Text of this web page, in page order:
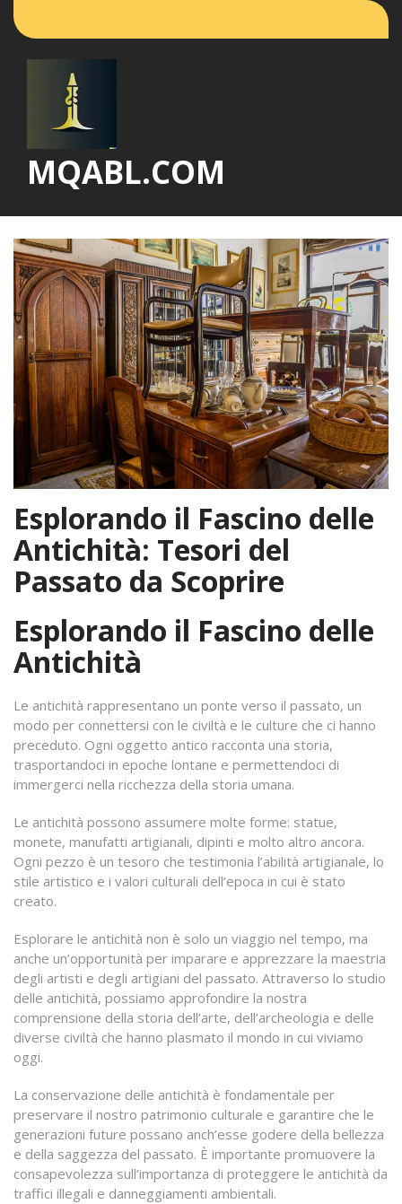
MQABL.COM
Esplorando il Fascino delle
Antichità: Tesori del
Passato da Scoprire
Esplorando il Fascino delle
Antichità
Le antichità rappresentano un ponte verso il passato, un
modo per connettersi con le civiltà e le culture che ci hanno
preceduto. Ogni oggetto antico racconta una storia,
trasportandoci in epoche lontane e permettendoci di
immergerci nella ricchezza della storia umana.
Le antichità possono assumere molte forme: statue,
monete, manufatti artigianali, dipinti e molto altro ancora.
Ogni pezzo è un tesoro che testimonia l’abilità artigianale, lo
stile artistico e i valori culturali dell’epoca in cui è stato
creato.
Esplorare le antichità non è solo un viaggio nel tempo, ma
anche un’opportunità per imparare e apprezzare la maestria
degli artisti e degli artigiani del passato. Attraverso lo studio
delle antichità, possiamo approfondire la nostra
comprensione della storia dell’arte, dell’archeologia e delle
diverse civiltà che hanno plasmato il mondo in cui viviamo
oggi.
La conservazione delle antichità è fondamentale per
preservare il nostro patrimonio culturale e garantire che le
generazioni future possano anch’esse godere della bellezza
e della saggezza del passato. È importante promuovere la
consapevolezza sull’importanza di proteggere le antichità da
traffici illegali e danneggiamenti ambientali.